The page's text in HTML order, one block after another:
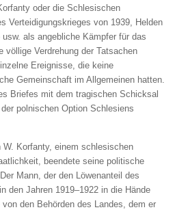
oder die Schlesischen
Verteidigungskrieges von 1939, Helden
als angebliche Kämpfer für das
völlige Verdrehung der Tatsachen
Ereignisse, die keine
Gemeinschaft im Allgemeinen hatten.
Briefes mit dem tragischen Schicksal
polnischen Option Schlesiens
Korfanty, einem schlesischen
beendete seine politische
Mann, der den Löwenanteil des
den Jahren 1919–1922 in die Hände
von den Behörden des Landes, dem er